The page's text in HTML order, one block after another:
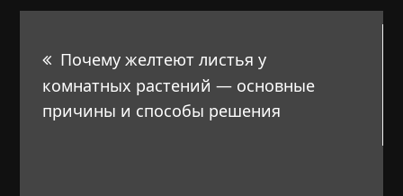
по
записям
Почему желтеют листья у
комнатных растений — основные
причины и способы решения